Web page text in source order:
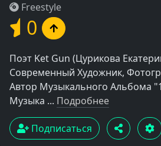
Freestyle
0
Поэт Ket Gun (Цурикова
Современный Художник,
Автор Музыкального Альбома
Музыка ... Подробнее
Подписаться